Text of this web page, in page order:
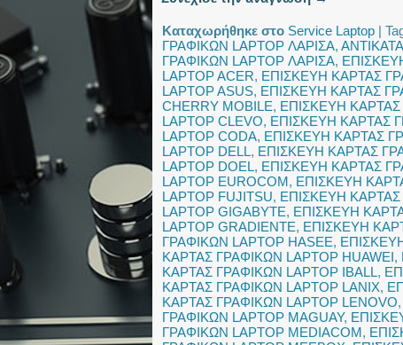
Καταχωρήθηκε στο Service Laptop |
ΓΡΑΦΙΚΩΝ LAPTOP ΛΑΡΙΣΑ,
ΓΡΑΦΙΚΩΝ LAPTOP ΛΑΡΙΣΑ,
LAPTOP ACER, ΕΠΙΣΚΕΥΗ ΚΑΡΤΑΣ
LAPTOP ASUS, ΕΠΙΣΚΕΥΗ ΚΑΡΤΑΣ
CHERRY MOBILE, ΕΠΙΣΚΕΥΗ ΚΑΡΤΑΣ
LAPTOP CLEVO, ΕΠΙΣΚΕΥΗ ΚΑΡΤΑΣ
LAPTOP CODA, ΕΠΙΣΚΕΥΗ ΚΑΡΤΑΣ
LAPTOP DELL, ΕΠΙΣΚΕΥΗ ΚΑΡΤΑΣ
LAPTOP DOEL, ΕΠΙΣΚΕΥΗ ΚΑΡΤΑΣ
LAPTOP EUROCOM, ΕΠΙΣΚΕΥΗ
LAPTOP FUJITSU, ΕΠΙΣΚΕΥΗ ΚΑΡΤΑΣ
LAPTOP GIGABYTE, ΕΠΙΣΚΕΥΗ
LAPTOP GRADIENTE, ΕΠΙΣΚΕΥΗ
ΓΡΑΦΙΚΩΝ LAPTOP HASEE,
ΚΑΡΤΑΣ ΓΡΑΦΙΚΩΝ LAPTOP HUAWEI,
ΚΑΡΤΑΣ ΓΡΑΦΙΚΩΝ LAPTOP IBALL,
ΚΑΡΤΑΣ ΓΡΑΦΙΚΩΝ LAPTOP LANIX,
ΚΑΡΤΑΣ ΓΡΑΦΙΚΩΝ LAPTOP LENOVO,
ΓΡΑΦΙΚΩΝ LAPTOP MAGUAY,
ΓΡΑΦΙΚΩΝ LAPTOP MEDIACOM,